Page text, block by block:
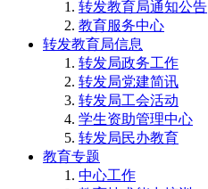
转发教育局通知公告
教育服务中心
转发教育局信息
转发局政务工作
转发局党建简讯
转发局工会活动
学生资助管理中心
转发局民办教育
教育专题
中心工作